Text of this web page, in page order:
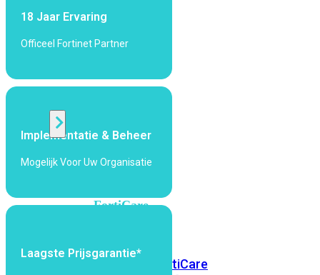
70G
80FFortiWiFi
Licenties
FortiCare
FortiCare
Essentials
FortiCare
18 Jaar Ervaring
Officeel Fortinet Partner
Implementatie & Beheer
Mogelijk Voor Uw Organisatie
Laagste Prijsgarantie*